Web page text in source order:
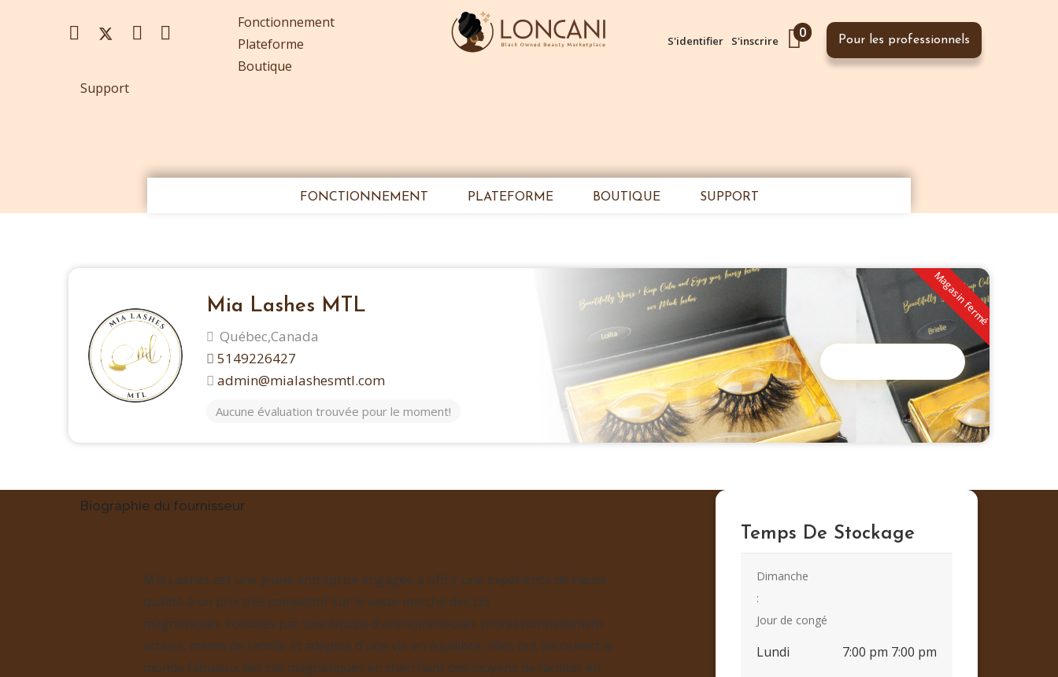
S'identifier S'inscrire
0 Pour les professionnels
Fonctionnement
Plateforme
Boutique
Support
FONCTIONNEMENT PLATEFORME BOUTIQUE SUPPORT
Magasin fermé
Mia Lashes MTL
Québec,Canada
5149226427
admin@mialashesmtl.com
Aucune évaluation trouvée pour le moment!
Biographie du fournisseur
Mia Lashes est une jeune entreprise engagée à offrir une expérience de haute
qualité à un prix très compétitif sur le vaste marché des cils
magnétiques. Fondées par une équipe d'entrepreneuses professionnellement
actives, mères de famille et adeptes d'une vie en équilibre, elles ont découvert le
monde fabuleux des cils magnétiques en cherchant des moyens de faciliter en
Temps De Stockage
Dimanche
:
Jour de congé
Lundi 7:00 pm 7:00 pm